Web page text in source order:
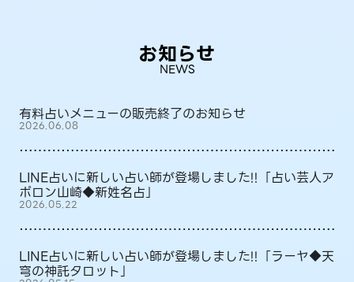
お知らせ
NEWS
有料占いメニューの販売終了のお知らせ
2026.06.08
LINE占いに新しい占い師が登場しました!!「占い芸人ア
ポロン山崎◆新姓名占」
2026.05.22
LINE占いに新しい占い師が登場しました!!「ラーヤ◆天
穹の神託タロット」